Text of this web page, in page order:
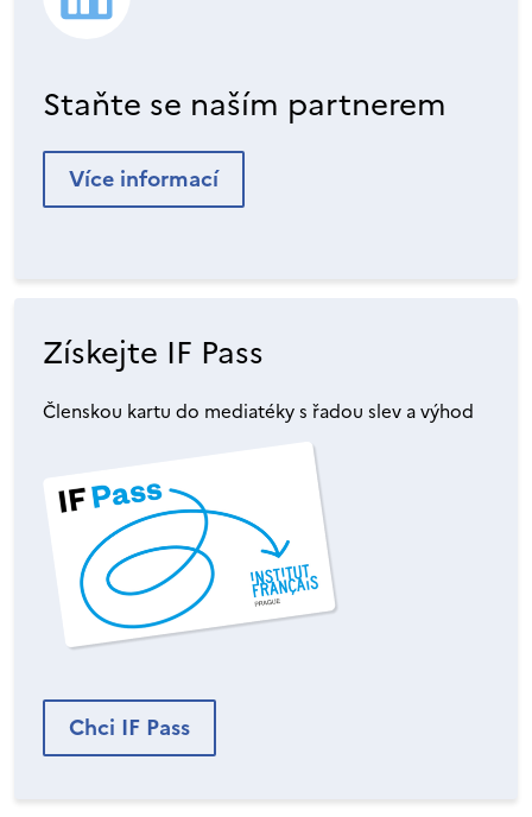
Staňte se naším partnerem
Více informací
Získejte IF Pass
Členskou kartu do mediatéky s řadou slev a výhod
Chci IF Pass